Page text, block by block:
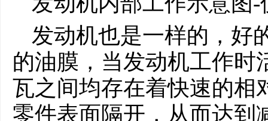
发动机也是一样的，好
的油膜，当发动机工作时
瓦之间均存在着快速的相
零件表面隔开，从而达到